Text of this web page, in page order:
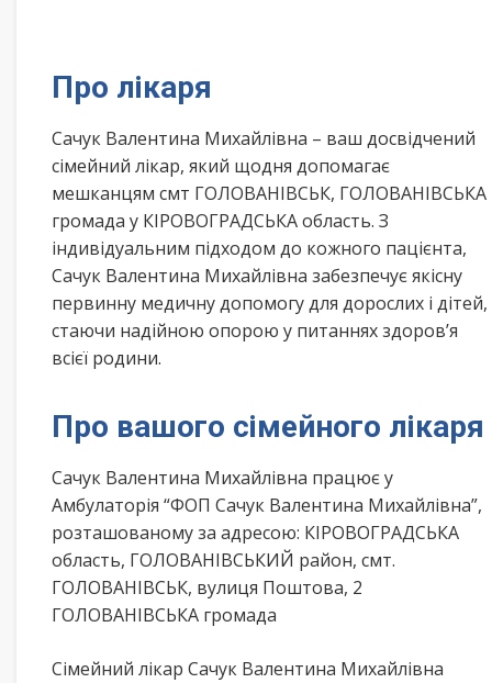
Про лікаря
Сачук Валентина Михайлівна – ваш досвідчений
сімейний лікар, який щодня допомагає
мешканцям смт ГОЛОВАНІВСЬК, ГОЛОВАНІВСЬКА
громада у КІРОВОГРАДСЬКА область. З
індивідуальним підходом до кожного пацієнта,
Сачук Валентина Михайлівна забезпечує якісну
первинну медичну допомогу для дорослих і дітей,
стаючи надійною опорою у питаннях здоров’я
всієї родини.
Про вашого сімейного лікаря
Сачук Валентина Михайлівна працює у
Амбулаторія “ФОП Сачук Валентина Михайлівна”,
розташованому за адресою: КІРОВОГРАДСЬКА
область, ГОЛОВАНІВСЬКИЙ район, смт.
ГОЛОВАНІВСЬК, вулиця Поштова, 2
ГОЛОВАНІВСЬКА громада
Сімейний лікар Сачук Валентина Михайлівна